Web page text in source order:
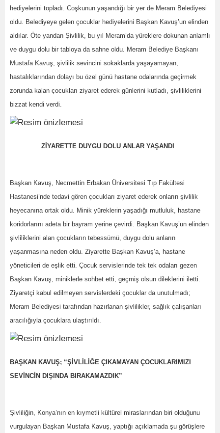
hediyelerini topladı. Coşkunun yaşandığı bir yer de Meram Belediyesi
oldu. Belediyeye gelen çocuklar hediyelerini Başkan Kavuş’un elinden
aldılar. Öte yandan Şivlilik, bu yıl Meram’da yüreklere dokunan anlamlı
ve duygu dolu bir tabloya da sahne oldu. Meram Belediye Başkanı
Mustafa Kavuş, şivlilik sevincini sokaklarda yaşayamayan,
hastalıklarından dolayı bu özel günü hastane odalarında geçirmek
zorunda kalan çocukları ziyaret ederek günlerini kutladı, şivliliklerini
bizzat kendi verdi.
ZİYARETTE DUYGU DOLU ANLAR YAŞANDI
Başkan Kavuş, Necmettin Erbakan Üniversitesi Tıp Fakültesi
Hastanesi’nde tedavi gören çocukları ziyaret ederek onların şivlilik
heyecanına ortak oldu. Minik yüreklerin yaşadığı mutluluk, hastane
koridorlarını adeta bir bayram yerine çevirdi. Başkan Kavuş’un elinden
şivliliklerini alan çocukların tebessümü, duygu dolu anların
yaşanmasına neden oldu. Ziyarette Başkan Kavuş’a, hastane
yöneticileri de eşlik etti. Çocuk servislerinde tek tek odaları gezen
Başkan Kavuş, miniklerle sohbet etti, geçmiş olsun dileklerini iletti.
Ziyaretçi kabul edilmeyen servislerdeki çocuklar da unutulmadı;
Meram Belediyesi tarafından hazırlanan şivlilikler, sağlık çalışanları
aracılığıyla çocuklara ulaştırıldı.
BAŞKAN KAVUŞ; “ŞİVLİLİĞE ÇIKAMAYAN ÇOCUKLARIMIZI
SEVİNCİN DIŞINDA BIRAKAMAZDIK”
Şivliliğin, Konya’nın en kıymetli kültürel miraslarından biri olduğunu
vurgulayan Başkan Mustafa Kavuş, yaptığı açıklamada şu görüşlere